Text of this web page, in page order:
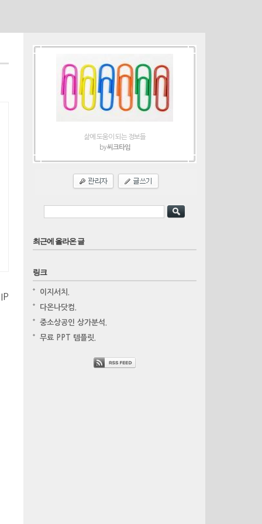
삶에 도움이 되는 정보들
by씨크타임
최근에 올라온 글
링크
이지서치.
다온나닷컴.
중소상공인 상가분석.
무료 PPT 템플릿.